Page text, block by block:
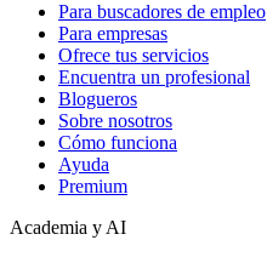
Para buscadores de empleo
Para empresas
Ofrece tus servicios
Encuentra un profesional
Blogueros
Sobre nosotros
Cómo funciona
Ayuda
Premium
Academia y AI